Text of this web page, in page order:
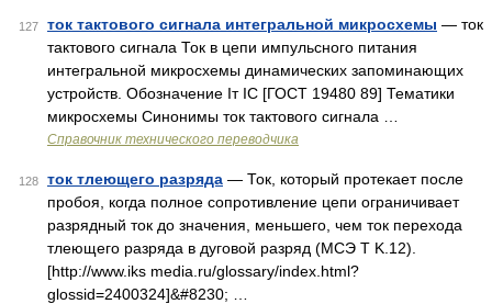
127 ток тактового сигнала интегральной микросхемы — ток
тактового сигнала Ток в цепи импульсного питания
интегральной микросхемы динамических запоминающих
устройств. Обозначение Iт IC [ГОСТ 19480 89] Тематики
микросхемы Синонимы ток тактового сигнала …
Справочник технического переводчика
128 ток тлеющего разряда — Ток, который протекает после
пробоя, когда полное сопротивление цепи ограничивает
разрядный ток до значения, меньшего, чем ток перехода
тлеющего разряда в дуговой разряд (МСЭ Т K.12).
[http://www.iks media.ru/glossary/index.html?
glossid=2400324]&#8230; …